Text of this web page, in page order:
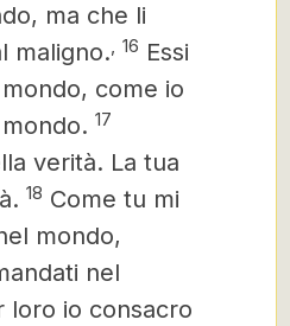
ma che li
maligno. 16 Essi
come io
17
verità. La tua
18 Come tu mi
mondo,
nel
loro io consacro